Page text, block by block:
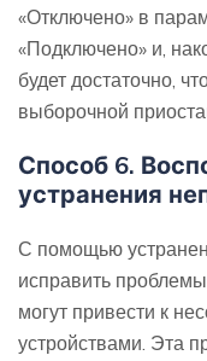
«Отключено» в
«Подключено» и,
будет достаточно,
выборочной
Способ 6.
устранения
С помощью
исправить
могут привести к
устройствами. Эта